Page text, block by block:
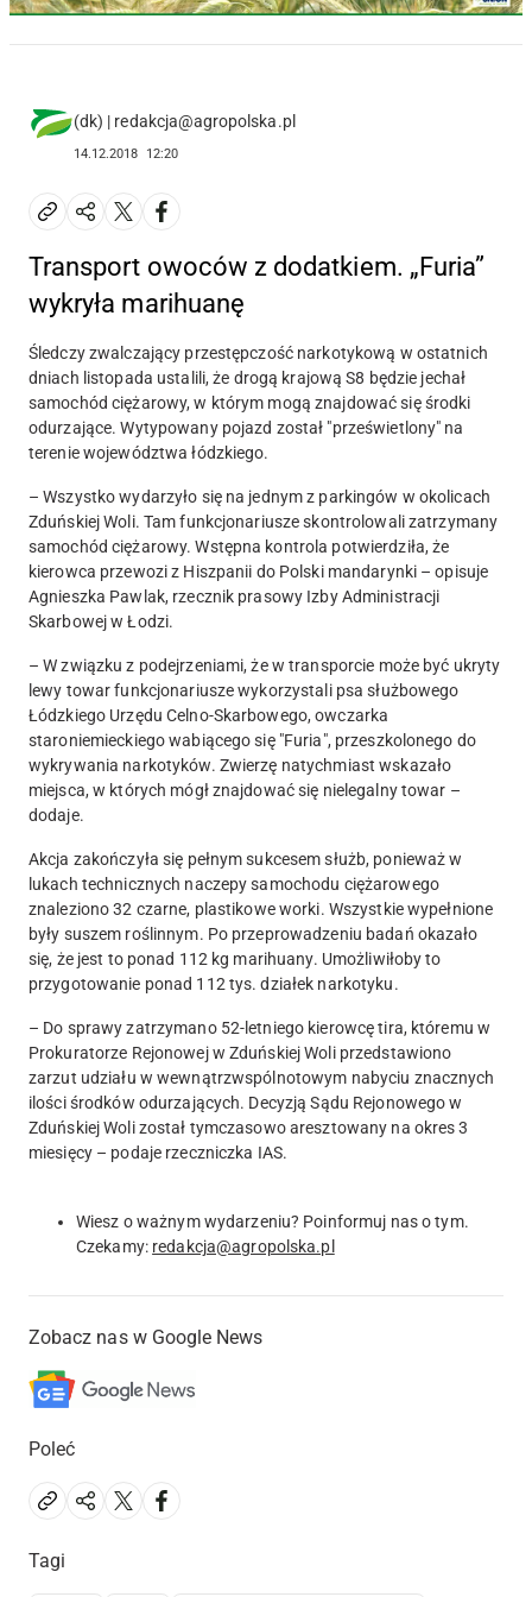
(dk) | redakcja@agropolska.pl
14.12.2018 12:20
Transport owoców z dodatkiem. „Furia”
wykryła marihuanę
Śledczy zwalczający przestępczość narkotykową w ostatnich
dniach listopada ustalili, że drogą krajową S8 będzie jechał
samochód ciężarowy, w którym mogą znajdować się środki
odurzające. Wytypowany pojazd został "prześwietlony" na
terenie województwa łódzkiego.
– Wszystko wydarzyło się na jednym z parkingów w okolicach
Zduńskiej Woli. Tam funkcjonariusze skontrolowali zatrzymany
samochód ciężarowy. Wstępna kontrola potwierdziła, że
kierowca przewozi z Hiszpanii do Polski mandarynki – opisuje
Agnieszka Pawlak, rzecznik prasowy Izby Administracji
Skarbowej w Łodzi.
– W związku z podejrzeniami, że w transporcie może być ukryty
lewy towar funkcjonariusze wykorzystali psa służbowego
Łódzkiego Urzędu Celno-Skarbowego, owczarka
staroniemieckiego wabiącego się "Furia", przeszkolonego do
wykrywania narkotyków. Zwierzę natychmiast wskazało
miejsca, w których mógł znajdować się nielegalny towar –
dodaje.
Akcja zakończyła się pełnym sukcesem służb, ponieważ w
lukach technicznych naczepy samochodu ciężarowego
znaleziono 32 czarne, plastikowe worki. Wszystkie wypełnione
były suszem roślinnym. Po przeprowadzeniu badań okazało
się, że jest to ponad 112 kg marihuany. Umożliwiłoby to
przygotowanie ponad 112 tys. działek narkotyku.
– Do sprawy zatrzymano 52-letniego kierowcę tira, któremu w
Prokuratorze Rejonowej w Zduńskiej Woli przedstawiono
zarzut udziału w wewnątrzwspólnotowym nabyciu znacznych
ilości środków odurzających. Decyzją Sądu Rejonowego w
Zduńskiej Woli został tymczasowo aresztowany na okres 3
miesięcy – podaje rzeczniczka IAS.
Wiesz o ważnym wydarzeniu? Poinformuj nas o tym.
Czekamy: redakcja@agropolska.pl
Zobacz nas w Google News
Poleć
Tagi